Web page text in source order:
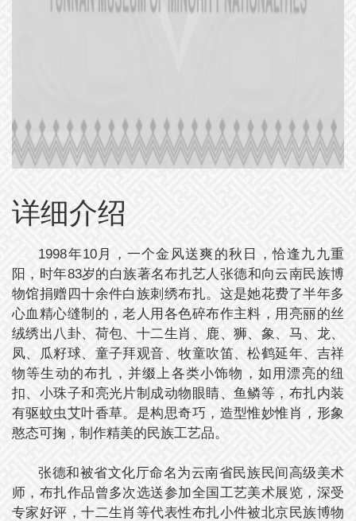
详细介绍
1998年10月，一个金风送爽的秋日，恰逢九九重
阳，时年83岁的白族著名布扎艺人张德和向云南民族博
物馆捐赠四十余件白族刺绣布扎。这是她花费了半年多
心血精心缝制的，老人用各色碎布作主料，用亮丽的丝
绒绣出八卦、荷包、十二生肖、鹿、狮、象、马、龙、
凤、瓜籽球、童子拜观音、牧童吹笛、松鹤延年、吉祥
物等生动的布扎，并缀上各类小饰物，如用漂亮的纽
扣、小珠子和亮光片制成动物眼睛、鱼鳞等，布扎内装
有驱蚊虫艾叶香草。是构思奇巧，造型惟妙惟肖，形象
憨态可掬，制作精美的民族工艺品。
张德和被省文化厅命名为云南省民族民间高级美术
师，布扎作品曾多次选送参加全国工艺美术展览，深受
专家好评，十二生肖等代表性布扎小件被北京民族博物